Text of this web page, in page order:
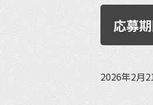
応募
2026年2月